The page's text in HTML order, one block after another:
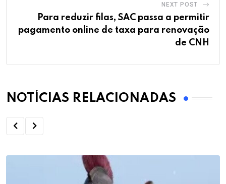
NEXT POST
Para reduzir filas, SAC passa a permitir
pagamento online de taxa para renovação
de CNH
NOTÍCIAS RELACIONADAS